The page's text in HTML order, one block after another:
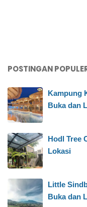
POSTINGAN
Kampung
Buka dan
Hodl Tree
Lokasi
Little
Buka dan